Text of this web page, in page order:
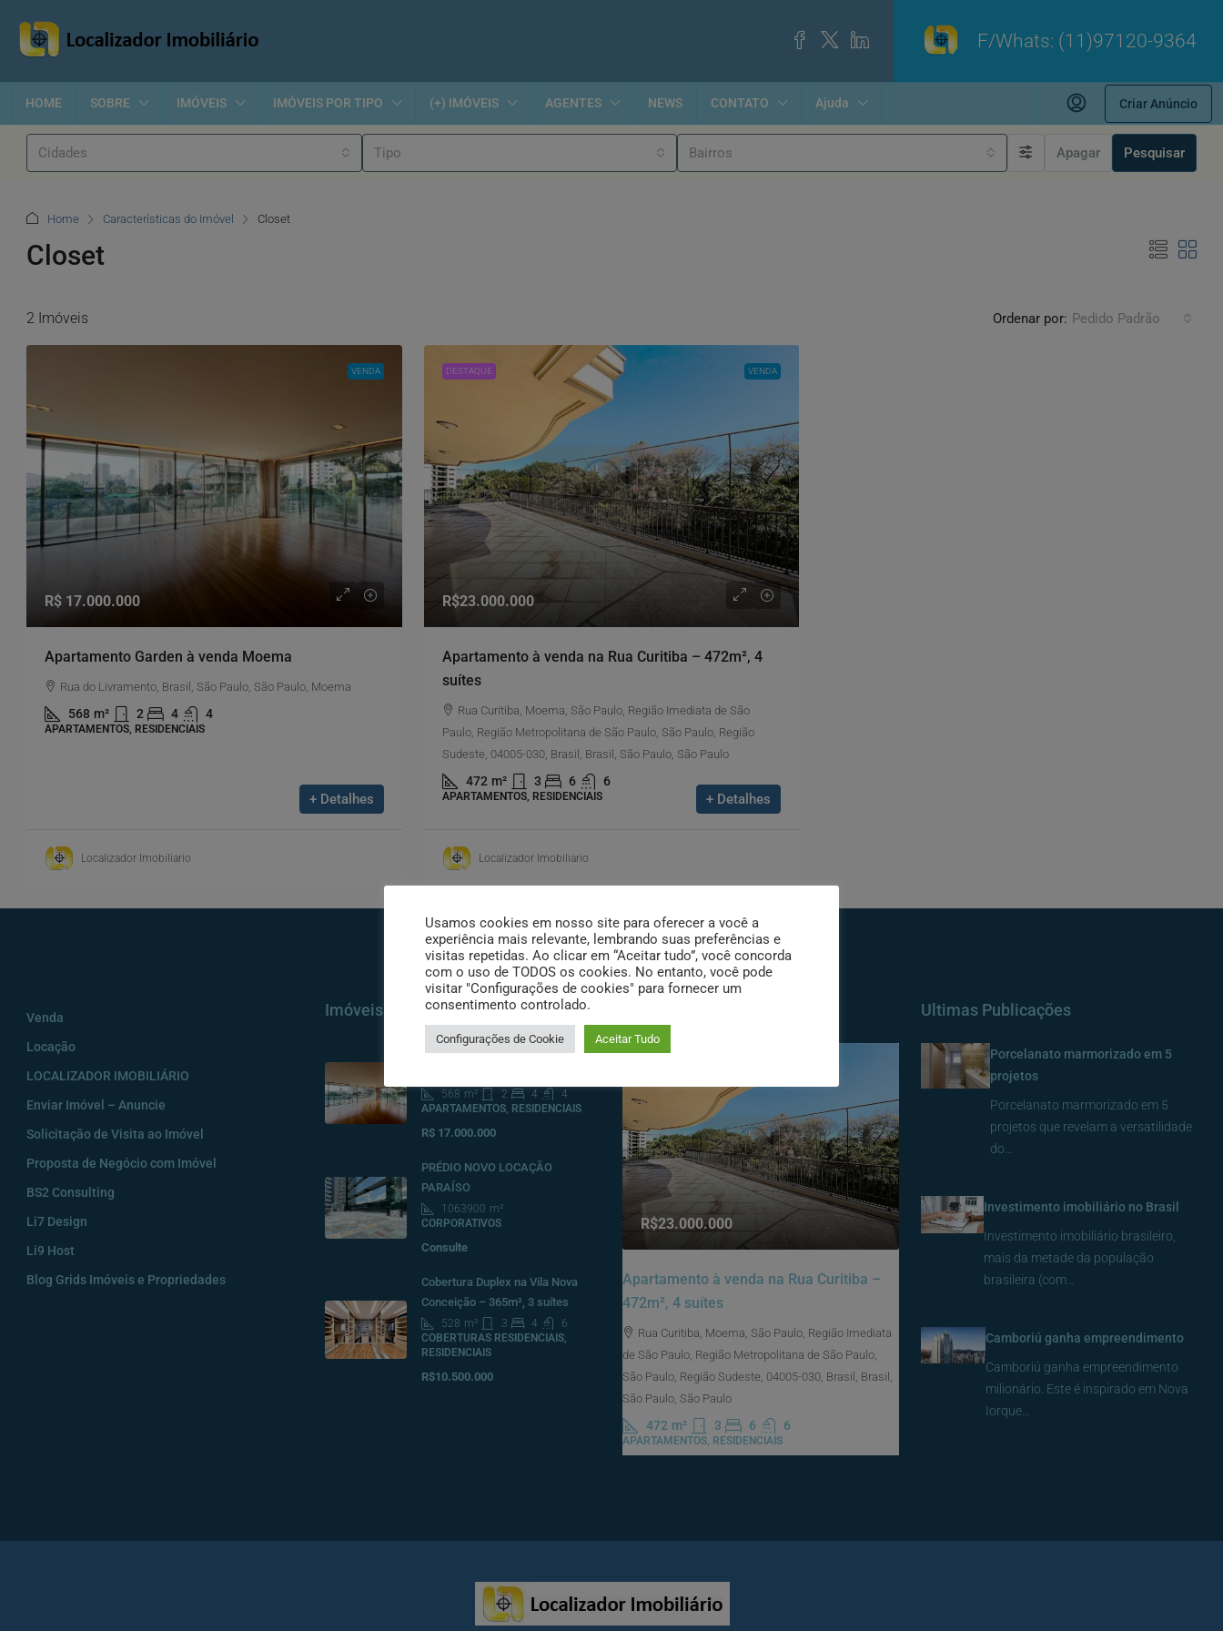
F/Whats: (11)97120-9364
HOME SOBRE IMÓVEIS IMÓVEIS POR TIPO (+) IMÓVEIS AGENTES NEWS CONTATO Ajuda Criar Anúncio
Cidades Tipo Bairros Apagar Pesquisar
Home Características do Imóvel Closet
Closet
2 Imóveis Ordenar por: Pedido Padrão
VENDA
R$ 17.000.000
Apartamento Garden à venda Moema
Rua do Livramento, Brasil, São Paulo, São Paulo, Moema
568 m² 2 4 4
APARTAMENTOS, RESIDENCIAIS
+ Detalhes
Localizador Imobiliario
DESTAQUE VENDA
R$23.000.000
Apartamento à venda na Rua Curitiba – 472m², 4
suítes
Rua Curitiba, Moema, São Paulo, Região Imediata de São
Paulo, Região Metropolitana de São Paulo, São Paulo, Região
Sudeste, 04005-030, Brasil, Brasil, São Paulo, São Paulo
472 m² 3 6 6
APARTAMENTOS, RESIDENCIAIS + Detalhes
Localizador Imobiliario
Venda
Locação
LOCALIZADOR IMOBILIÁRIO
Enviar Imóvel – Anuncie
Solicitação de Visita ao Imóvel
Proposta de Negócio com Imóvel
BS2 Consulting
Li7 Design
Li9 Host
Blog Grids Imóveis e Propriedades
Imóveis
Apartamento Garden à venda
568 m² 2 4
4
APARTAMENTOS, RESIDENCIAIS
R$ 17.000.000
PRÉDIO NOVO LOCAÇÃO
PARAÍSO
1063900 m²
CORPORATIVOS
Consulte
Cobertura Duplex na Vila Nova
Conceição – 365m², 3 suítes
528 m² 3 4
6
COBERTURAS RESIDENCIAIS,
RESIDENCIAIS
R$10.500.000
R$23.000.000
Apartamento à venda na Rua Curitiba –
472m², 4 suítes
Rua Curitiba, Moema, São Paulo, Região Imediata
de São Paulo, Região Metropolitana de São Paulo,
São Paulo, Região Sudeste, 04005-030, Brasil, Brasil,
São Paulo, São Paulo
472 m² 3 6 6
APARTAMENTOS, RESIDENCIAIS
Ultimas Publicações
Porcelanato marmorizado em 5
projetos
Porcelanato marmorizado em 5
projetos que revelam a versatilidade
do…
Investimento imobiliário no Brasil
Investimento imobiliário brasileiro,
mais da metade da população
brasileira (com…
Camboriú ganha empreendimento
Camboriú ganha empreendimento
milionário. Este é inspirado em Nova
Iorque…
Usamos cookies em nosso site para oferecer a você a
experiência mais relevante, lembrando suas preferências e
visitas repetidas. Ao clicar em “Aceitar tudo”, você concorda
com o uso de TODOS os cookies. No entanto, você pode
visitar "Configurações de cookies" para fornecer um
consentimento controlado.
Configurações de Cookie Aceitar Tudo